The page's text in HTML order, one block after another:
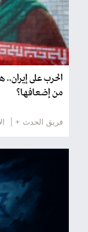
الحرب على
من إضعافها؟
فريق الحدث + |